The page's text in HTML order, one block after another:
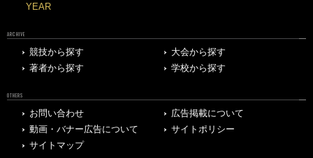
YEAR
ARCHIVE
競技から探す
大会から探す
著者から探す
学校から探す
OTHERS
お問い合わせ
広告掲載について
動画・バナー広告について
サイトポリシー
サイトマップ